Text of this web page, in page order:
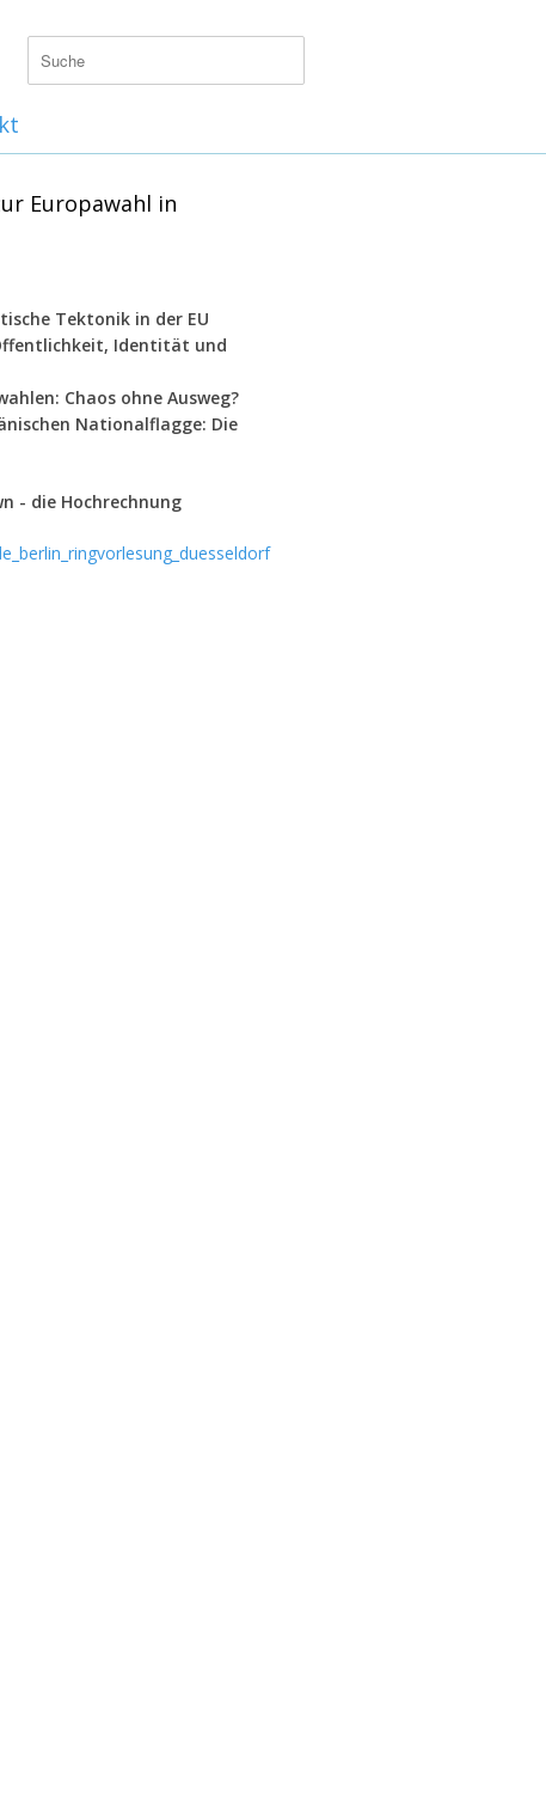
Europawahl in
Tektonik in der EU
Identität und
Chaos ohne Ausweg?
Nationalflagge: Die
- die Hochrechnung